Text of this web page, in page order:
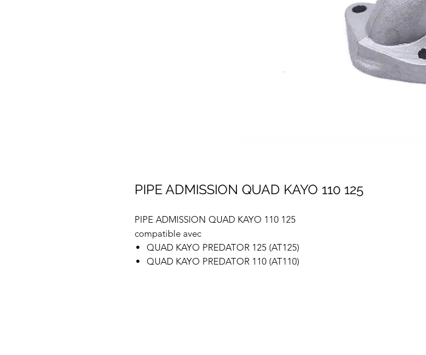
PIPE ADMISSION QUAD KAYO 110 125
PIPE ADMISSION QUAD KAYO 110 125
compatible avec
QUAD KAYO PREDATOR 125 (AT125)
QUAD KAYO PREDATOR 110 (AT110)